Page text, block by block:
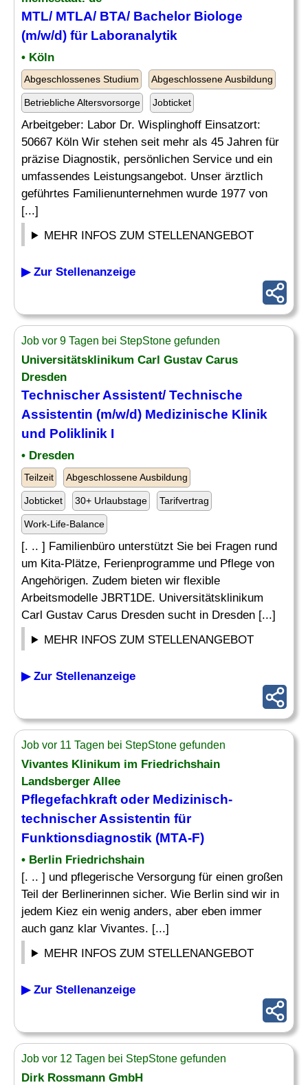
MTL/ MTLA/ BTA/ Bachelor Biologe
(m/w/d) für Laboranalytik
• Köln
Abgeschlossenes Studium Abgeschlossene Ausbildung
Betriebliche Altersvorsorge Jobticket
Arbeitgeber: Labor Dr. Wisplinghoff Einsatzort:
50667 Köln Wir stehen seit mehr als 45 Jahren für
präzise Diagnostik, persönlichen Service und ein
umfassendes Leistungsangebot. Unser ärztlich
geführtes Familienunternehmen wurde 1977 von
[...]
MEHR INFOS ZUM STELLENANGEBOT
▶ Zur Stellenanzeige
Job vor 9 Tagen bei StepStone gefunden
Universitätsklinikum Carl Gustav Carus
Dresden
Technischer Assistent/ Technische
Assistentin (m/w/d) Medizinische Klinik
und Poliklinik I
• Dresden
Teilzeit Abgeschlossene Ausbildung
Jobticket 30+ Urlaubstage Tarifvertrag
Work-Life-Balance
[. .. ] Familienbüro unterstützt Sie bei Fragen rund
um Kita-Plätze, Ferienprogramme und Pflege von
Angehörigen. Zudem bieten wir flexible
Arbeitsmodelle JBRT1DE. Universitätsklinikum
Carl Gustav Carus Dresden sucht in Dresden [...]
MEHR INFOS ZUM STELLENANGEBOT
▶ Zur Stellenanzeige
Job vor 11 Tagen bei StepStone gefunden
Vivantes Klinikum im Friedrichshain
Landsberger Allee
Pflegefachkraft oder Medizinisch-
technischerAssistentin für
Funktionsdiagnostik (MTA-F)
• Berlin Friedrichshain
[. .. ] und pflegerische Versorgung für einen großen
Teil der Berlinerinnen sicher. Wie Berlin sind wir in
jedem Kiez ein wenig anders, aber eben immer
auch ganz klar Vivantes. [...]
MEHR INFOS ZUM STELLENANGEBOT
▶ Zur Stellenanzeige
Job vor 12 Tagen bei StepStone gefunden
Dirk Rossmann GmbH